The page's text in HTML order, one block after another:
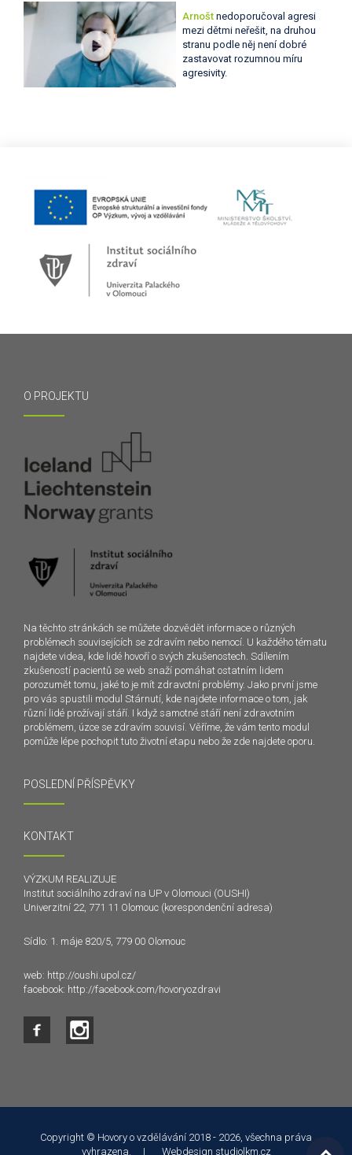
Arnošt nedoporučoval agresi
mezi dětmi neřešit, na druhou
stranu podle něj není dobré
zastavovat rozumnou míru
agresivity.
O PROJEKTU
Na těchto stránkách se můžete dozvědět informace o různých
problémech souvisejících se zdravím nebo nemocí. U každého tématu
najdete videa, kde lidé hovoří o svých zkušenostech. Sdílením
zkušeností pacientů se web snaží pomáhat ostatním lidem
porozumět tomu, jaké to je mít zdravotní problémy. Jako první jsme
pro vás spustili modul Stárnutí, kde najdete informace o tom, jak
různí lidé prožívají stáří. I když samotné stáří není zdravotním
problémem, úzce se zdravím souvisí. Věříme, že vám tento modul
pomůže lépe pochopit tuto životní etapu nebo že zde najdete oporu.
POSLEDNÍ PŘÍSPĚVKY
KONTAKT
VÝZKUM REALIZUJE
Institut sociálního zdraví na UP v Olomouci (OUSHI)
Univerzitní 22, 771 11 Olomouc (korespondenční adresa)
Sídlo: 1. máje 820/5, 779 00 Olomouc
web: http://oushi.upol.cz/
facebook: http://facebook.com/hovoryozdravi
Copyright © Hovory o vzdělávání 2018 - 2026, všechna práva
vyhrazena. | Webdesign studiolkm.cz
souhlasíte.